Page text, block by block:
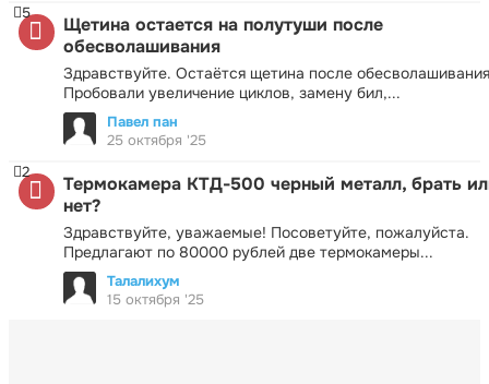
Щетина остается на полутуши после
обесволашивания
Здравствуйте. Остаётся щетина после
Пробовали увеличение циклов, замену бил,...
5
Павел пан
25 октября '25
Термокамера КТД-500 черный металл, брать
нет?
Здравствуйте, уважаемые! Посоветуйте, пожалуйста.
Предлагают по 80000 рублей две термокамеры...
2
Талалихум
15 октября '25